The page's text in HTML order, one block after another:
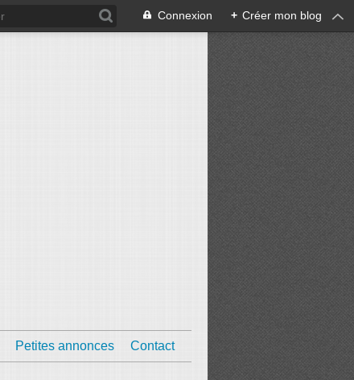
Connexion + Créer mon blog
Petites annonces Contact